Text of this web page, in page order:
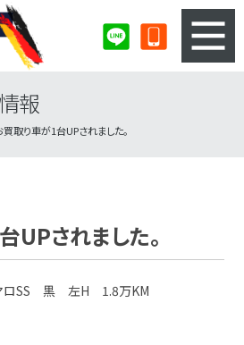
報
買取り車が1台UPされました。
UPされました。
ロSS 黒 左H 1.8万KM